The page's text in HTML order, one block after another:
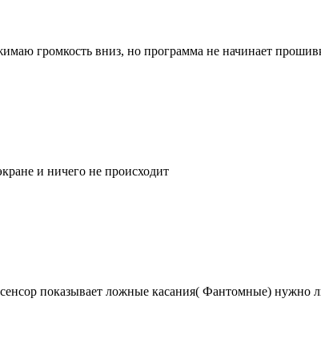
громкость вниз, но программа не начинает
и ничего не происходит
показывает ложные каcания( Фантомные) нужно